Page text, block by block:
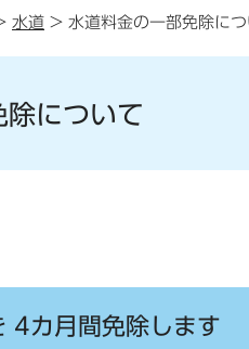
水道 > 水道料金の一部免除につ
について
4カ月間免除します